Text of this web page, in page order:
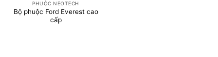
PHUỘC NEOTECH
Bộ phuộc Ford Everest cao
cấp